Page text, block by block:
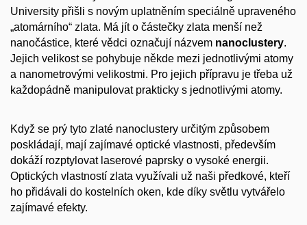
University přišli s novým uplatněním speciálně upraveného
„atomárního“ zlata. Má jít o částečky zlata menší než
nanočástice, které vědci označují názvem nanoclustery.
Jejich velikost se pohybuje někde mezi jednotlivými atomy
a nanometrovými velikostmi. Pro jejich přípravu je třeba už
každopádně manipulovat prakticky s jednotlivými atomy.
Když se prý tyto zlaté nanoclustery určitým způsobem
poskládají, mají zajímavé optické vlastnosti, především
dokáží rozptylovat laserové paprsky o vysoké energii.
Optických vlastností zlata využívali už naši předkové, kteří
ho přidávali do kostelních oken, kde díky světlu vytvářelo
zajímavé efekty.